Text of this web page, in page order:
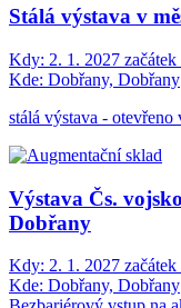
Stálá výstava v
Kdy: 2. 1. 2027
Kde: Dobřany, Dobřany
stálá výstava -
Výstava Čs.
Dobřany
Kdy: 2. 1. 2027
Kde: Dobřany, Dobřany